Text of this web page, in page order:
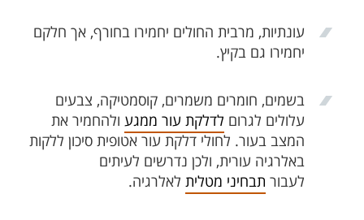
עונתיות, מרבית החולים יחמירו בחורף, אך חלקם
יחמירו גם בקיץ.
בשמים, חומרים משמרים, קוסמטיקה, צבעים
עלולים לגרום לדלקת עור ממגע ולהחמיר את
המצב בעור. לחולי דלקת עור אטופית סיכון ללקות
באלרגיה עורית, ולכן נדרשים לעיתים
לעבור תבחיני מטלית לאלרגיה.